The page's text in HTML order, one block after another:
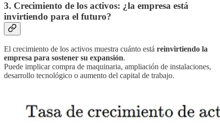
3. Crecimiento de los activos: ¿la empresa está
invirtiendo para el futuro?
El crecimiento de los activos muestra cuánto está reinvirtiendo la
empresa para sostener su expansión.
Puede implicar compra de maquinaria, ampliación de instalaciones,
desarrollo tecnológico o aumento del capital de trabajo.